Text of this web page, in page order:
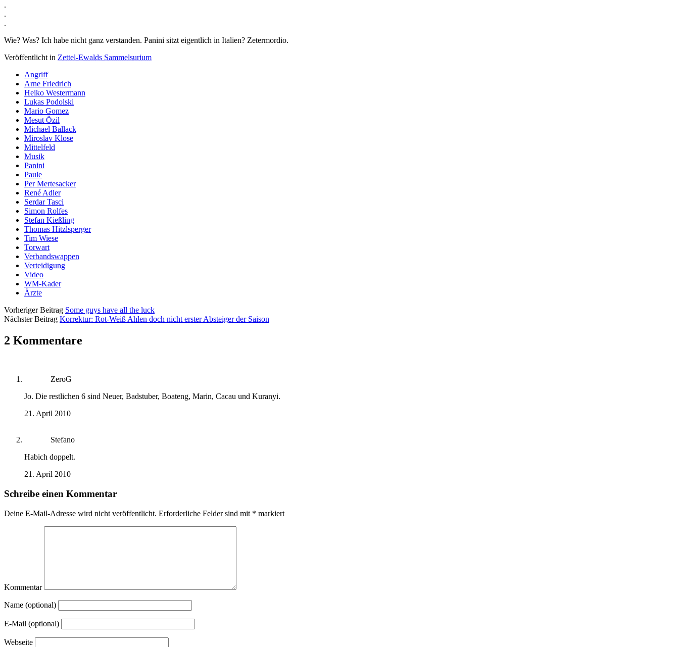
.
.
.
Wie? Was? Ich habe nicht ganz verstanden. Panini sitzt eigentlich in Italien? Zetermordio.
Veröffentlicht in Zettel-Ewalds Sammelsurium
Angriff
Arne Friedrich
Heiko Westermann
Lukas Podolski
Mario Gomez
Mesut Özil
Michael Ballack
Miroslav Klose
Mittelfeld
Musik
Panini
Paule
Per Mertesacker
René Adler
Serdar Tasci
Simon Rolfes
Stefan Kießling
Thomas Hitzlsperger
Tim Wiese
Torwart
Verbandswappen
Verteidigung
Video
WM-Kader
Ärzte
Vorheriger Beitrag Some guys have all the luck
Nächster Beitrag Korrektur: Rot-Weiß Ahlen doch nicht erster Absteiger der Saison
2 Kommentare
ZeroG
Jo. Die restlichen 6 sind Neuer, Badstuber, Boateng, Marin, Cacau und Kuranyi.
21. April 2010
Stefano
Habich doppelt.
21. April 2010
Schreibe einen Kommentar
Deine E-Mail-Adresse wird nicht veröffentlicht. Erforderliche Felder sind mit * markiert
Kommentar
Name (optional)
E-Mail (optional)
Webseite